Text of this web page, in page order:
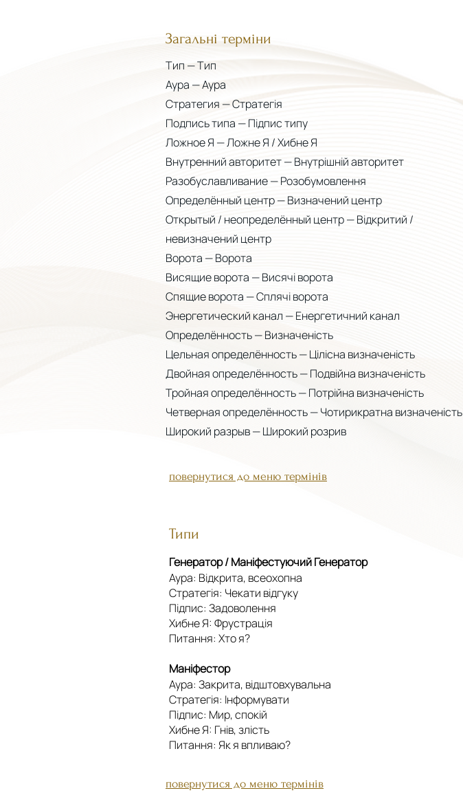
Загальні терміни
Тип — Тип
Аура — Аура
Стратегия — Стратегія
Подпись типа — Підпис типу
Ложное Я — Ложне Я / Хибне Я
Внутренний авторитет — Внутрішній авторитет
Разобуславливание — Розобумовлення
Определённый центр — Визначений центр
Открытый / неопределённый центр — Відкритий /
невизначений центр
Ворота — Ворота
Висящие ворота — Висячі ворота
Спящие ворота — Сплячі ворота
Энергетический канал — Енергетичний канал
Определённость — Визначеність
Цельная определённость — Цілісна визначеність
Двойная определённость — Подвійна визначеність
Тройная определённость — Потрійна визначеність
Четверная определённость — Чотирикратна визначеність
Широкий разрыв — Широкий розрив
повернутися до меню термінів
Типи
Генератор / Маніфестуючий Генератор
Аура: Відкрита, всеохопна
Стратегія: Чекати відгуку
Підпис: Задоволення
Хибне Я: Фрустрація
Питання: Хто я?
Маніфестор
Аура: Закрита, відштовхувальна
Стратегія: Інформувати
Підпис: Мир, спокій
Хибне Я: Гнів, злість
Питання: Як я впливаю?
повернутися до меню термінів